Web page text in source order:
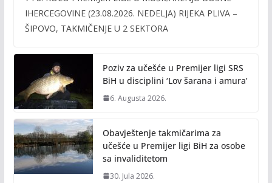
e
b
o
k
itt
er
ai
l
p
y
n
k
IHERCEGOVINE (23.08.2026. NEDELJA) RIJEKA PLIVA –
ŠIPOVO, TAKMIČENJE U 2 SEKTORA
Poziv za učešće u Premijer ligi SRS
BiH u disciplini ‘Lov šarana i amura’
6. Augusta 2026.
Obavještenje takmičarima za
učešće u Premijer ligi BiH za osobe
sa invaliditetom
30. Jula 2026.